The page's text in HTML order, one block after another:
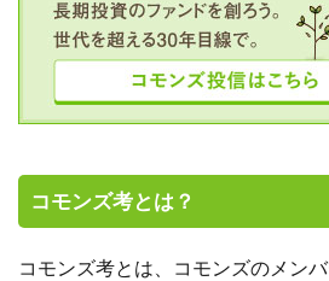
コモンズ考とは？
コモンズ考とは、コモンズのメン